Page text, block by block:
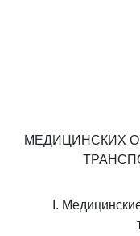
МЕДИЦИНСКИХ
I.